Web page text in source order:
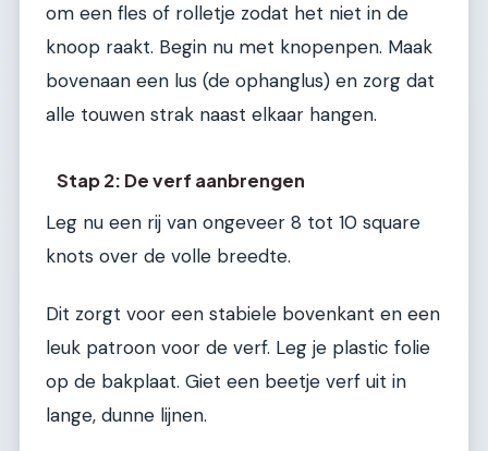
om een fles of rolletje zodat het niet in de
knoop raakt. Begin nu met knopenpen. Maak
bovenaan een lus (de ophanglus) en zorg dat
alle touwen strak naast elkaar hangen.
Stap 2: De verf aanbrengen
Leg nu een rij van ongeveer 8 tot 10 square
knots over de volle breedte.
Dit zorgt voor een stabiele bovenkant en een
leuk patroon voor de verf. Leg je plastic folie
op de bakplaat. Giet een beetje verf uit in
lange, dunne lijnen.